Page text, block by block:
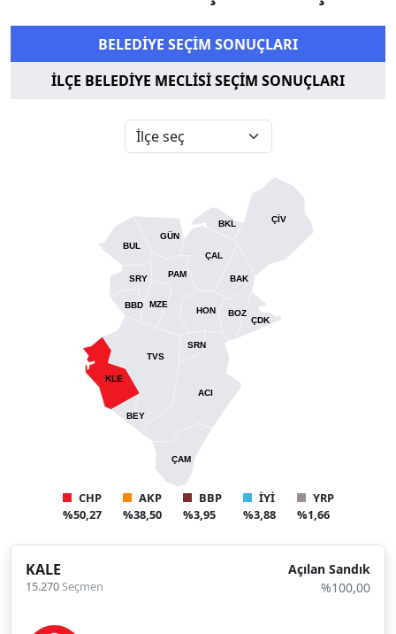
BELEDİYE SEÇİM SONUÇLARI
İLÇE BELEDİYE MECLİSİ SEÇİM SONUÇLARI
ACI
BUL
ÇAL
ÇAM
ÇDK
ÇİV
GÜN
KLE
SRY
TVS
BBD
BKL
HON
SRN
PAM BAK
BEY
BOZ
MZE
CHP
%50,27
AKP
%38,50
BBP
%3,95
İYİ
%3,88
YRP
%1,66
KALE
15.270Seçmen
Açılan Sandık
%100,00